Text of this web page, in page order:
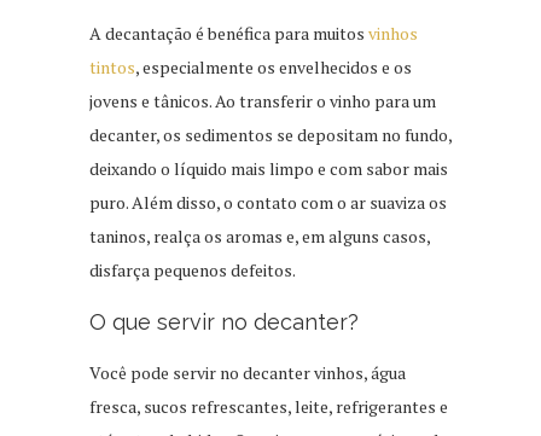
A decantação é benéfica para muitos vinhos
tintos, especialmente os envelhecidos e os
jovens e tânicos. Ao transferir o vinho para um
decanter, os sedimentos se depositam no fundo,
deixando o líquido mais limpo e com sabor mais
puro. Além disso, o contato com o ar suaviza os
taninos, realça os aromas e, em alguns casos,
disfarça pequenos defeitos.
O que servir no decanter?
Você pode servir no decanter vinhos, água
fresca, sucos refrescantes, leite, refrigerantes e